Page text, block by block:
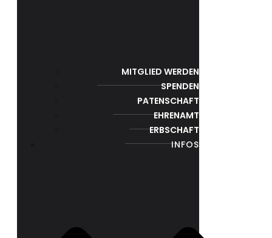
MITGLIED WERDEN
SPENDEN
PATENSCHAFT
EHRENAMT
ERBSCHAFT
INFOS